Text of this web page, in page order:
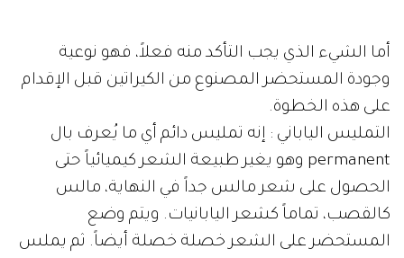
أما الشيء الذي يجب التأكد منه فعلاً، فهو نوعية
وجودة المستحضر المصنوع من الكيراتين قبل الإقدام
على هذه الخطوة.
التمليس الياباني : إنه تمليس دائم أي ما يُعرف بال
permanent وهو يغير طبيعة الشعر كيميائياً حتى
الحصول على شعر مالس جداً في النهاية، مالس
كالقصب، تماماً كشعر اليابانيات. ويتم وضع
المستحضر على الشعر خصلة خصلة أيضاً. ثم يملس